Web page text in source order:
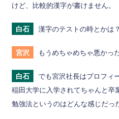
けど、比較的漢字が書けません。
白石 漢字のテストの時とかは？
宮沢 もうめちゃめちゃ悪かっ
白石
でも宮沢社長はプロフィ
稲田大学に入学されてちゃんと卒
勉強法というのはどんな感じだっ